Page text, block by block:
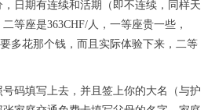
日期有连续和活期（即不连续，同样天
等座是363CHF/人，一等座贵一些，
多花那个钱，而且实际体验下来，二等
码填写上去，并且签上你的大名（与护